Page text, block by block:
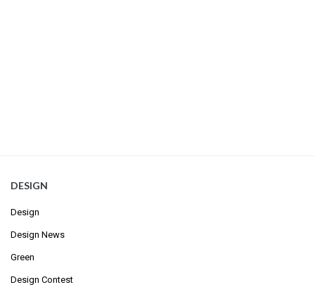
DESIGN
Design
Design News
Green
Design Contest